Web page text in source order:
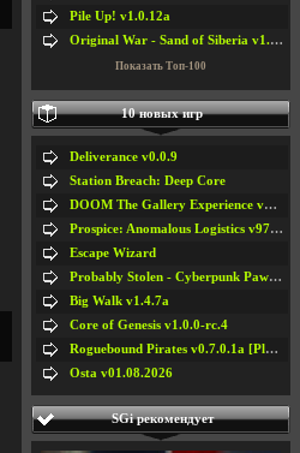
Pile Up! v1.0.12a
Original War - Sand of Siberia v1.6.30
Показать Топ-100
10 новых игр
Deliverance v0.0.9
Station Breach: Deep Core
DOOM The Gallery Experience v1.4.2
Prospice: Anomalous Logistics v97 [Playtest]
Escape Wizard
Probably Stolen - Cyberpunk Pawnshop Simulator v048c [Playtest]
Big Walk v1.4.7a
Core of Genesis v1.0.0-rc.4
Roguebound Pirates v0.7.0.1a [Playtest]
Osta v01.08.2026
SGi рекомендует